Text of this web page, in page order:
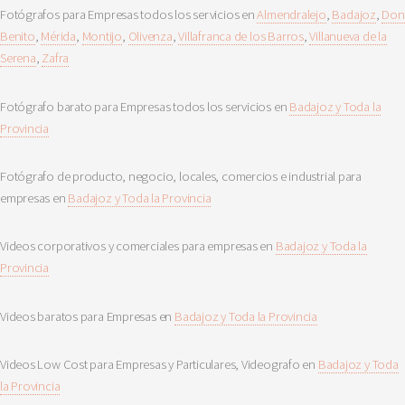
Fotógrafos para Empresas todos los servicios enAlmendralejo, Badajoz, Don
Benito, Mérida, Montijo, Olivenza,Villafranca de los Barros,Villanueva de la
Serena, Zafra
Fotógrafo barato para Empresas todos los servicios en Badajoz y Toda la
Provincia
Fotógrafo de producto, negocio, locales, comercios e industrial para
empresas en Badajoz y Toda la Provincia
Videos corporativos y comerciales para empresas en Badajoz y Toda la
Provincia
Videos baratos para Empresas en Badajoz y Toda la Provincia
Videos Low Cost para Empresas y Particulares, Videografo en Badajoz y Toda
la Provincia